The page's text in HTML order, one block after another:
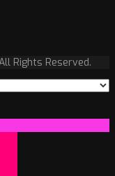
Rights Reserved.